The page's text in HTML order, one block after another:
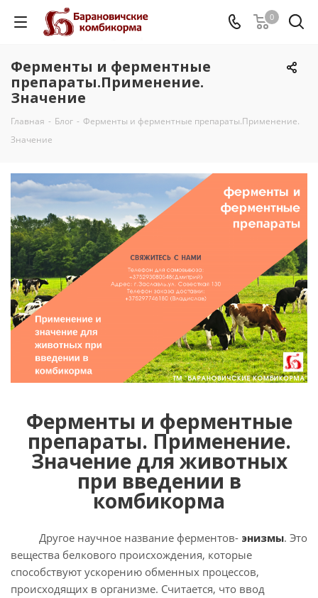
0
Ферменты и ферментные
препараты.Применение.
Значение
Главная - Блог - Ферменты и ферментные препараты.Применение.
Значение
Ферменты и ферментные
препараты. Применение.
Значение для животных
при введении в
комбикорма
Другое научное название ферментов- энизмы. Это
вещества белкового происхождения, которые
способствуют ускорению обменных процессов,
происходящих в организме. Считается, что ввод